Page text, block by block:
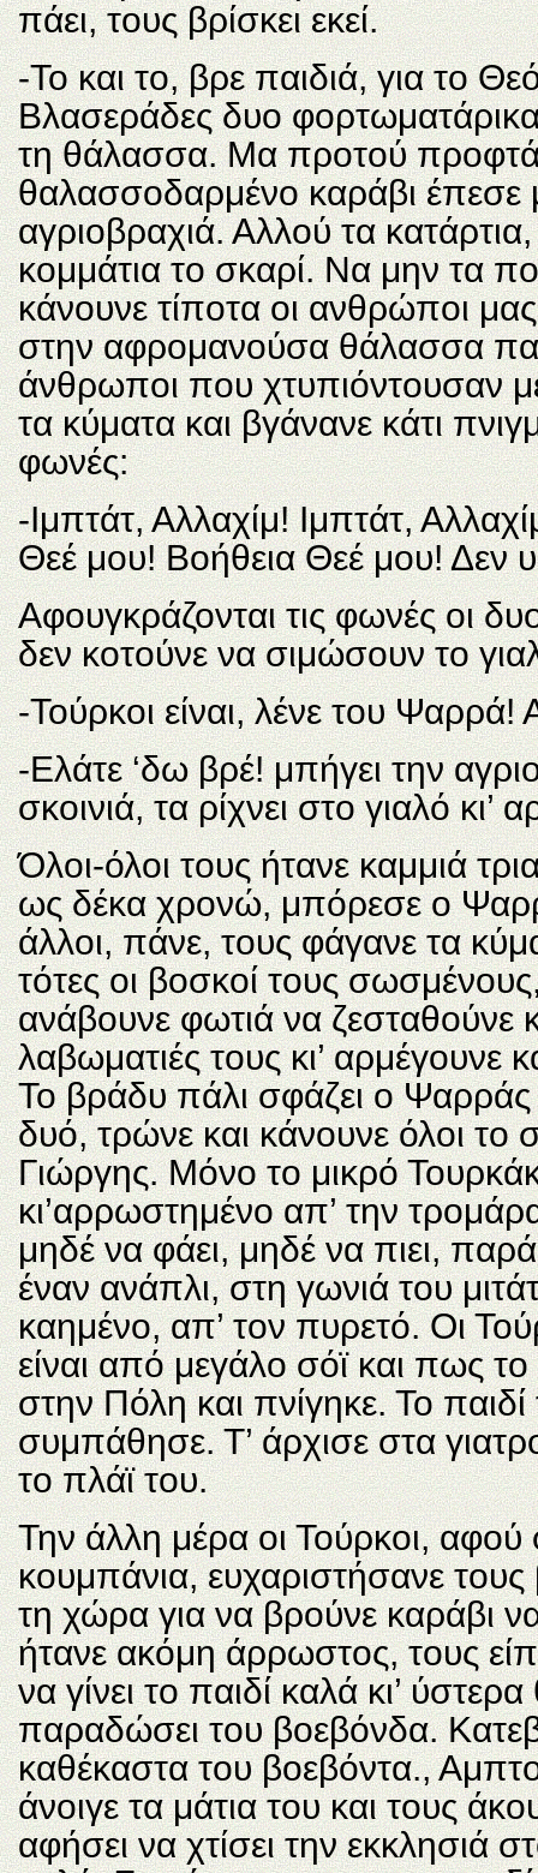
πάει, τους βρίσκει εκεί.
-Το και το, βρε παιδιά, για το
Βλασεράδες δυο φορτωματάρικα
τη θάλασσα. Μα προτού
θαλασσοδαρμένο καράβι έπεσε
αγριοβραχιά. Αλλού τα
κομμάτια το σκαρί. Να μην τα
κάνουνε τίποτα οι ανθρώποι
στην αφρομανούσα θάλασσα
άνθρωποι που χτυπιόντουσαν
τα κύματα και βγάνανε κάτι
φωνές:
-Ιμπτάτ, Αλλαχίμ! Ιμπτάτ,
Θεέ μου! Βοήθεια Θεέ μου! Δεν
Αφουγκράζονται τις φωνές οι
δεν κοτούνε να σιμώσουν το
-Τούρκοι είναι, λένε του Ψαρρά!
-Ελάτε ‘δω βρέ! μπήγει την
σκοινιά, τα ρίχνει στο γιαλό κι’
Όλοι-όλοι τους ήτανε καμμιά
ως δέκα χρονώ, μπόρεσε ο
άλλοι, πάνε, τους φάγανε τα
τότες οι βοσκοί τους
ανάβουνε φωτιά να ζεσταθούνε
λαβωματιές τους κι’ αρμέγουνε
Το βράδυ πάλι σφάζει ο Ψαρράς
δυό, τρώνε και κάνουνε όλοι
Γιώργης. Μόνο το μικρό
κι’αρρωστημένο απ’ την
μηδέ να φάει, μηδέ να πιει,
έναν ανάπλι, στη γωνιά του
καημένο, απ’ τον πυρετό. Οι
είναι από μεγάλο σόϊ και πως
στην Πόλη και πνίγηκε. Το
συμπάθησε. Τ’ άρχισε στα
το πλάϊ του.
Την άλλη μέρα οι Τούρκοι, αφού
κουμπάνια, ευχαριστήσανε
τη χώρα για να βρούνε καράβι
ήτανε ακόμη άρρωστος, τους
να γίνει το παιδί καλά κι’
παραδώσει του βοεβόνδα.
καθέκαστα του βοεβόντα.,
άνοιγε τα μάτια του και τους
αφήσει να χτίσει την εκκλησιά